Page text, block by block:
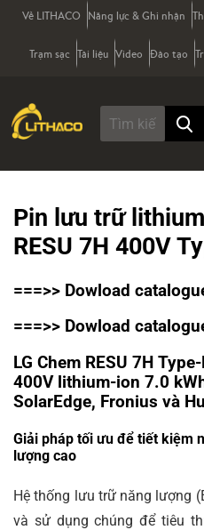
Về LITHACO Năng lực & Ghi nhận
Trạm sạc Tài liệu Video Đào tạo
Pin lưu trữ
RESU 7H 400V
===>> Dowload
===>> Dowload
LG Chem RESU 7H
400V lithium-ion 7.0
SolarEdge, Fronius và
Giải pháp tối ưu để tiết kiệm
lượng cao
Hệ thống lưu trữ năng lượng
và sử dụng chúng để tiêu